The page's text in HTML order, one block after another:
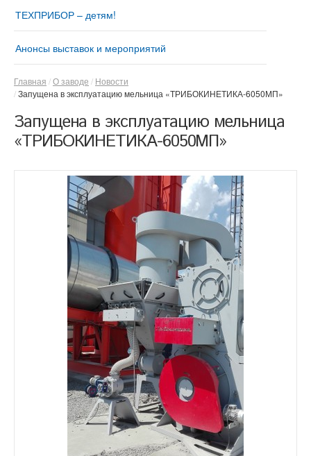
ТЕХПРИБОР – детям!
Анонсы выставок и мероприятий
Главная О заводе
Новости
Запущена в эксплуатацию мельница «ТРИБОКИНЕТИКА-6050МП»
Запущена в эксплуатацию мельница
«ТРИБОКИНЕТИКА-6050МП»